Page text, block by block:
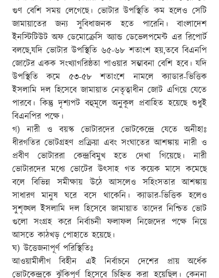
গুণ বেশি সময় লেগেছে। ভোটার উপস্থিতি কম হলেও সেটি
জামায়াতের জন্য সুবিধাজনক হতে পারেনি। বাংলাদেশ
ইনস্টিটিউট অফ ডেমোক্রেসি অ্যান্ড ডেভেলপমেন্ট এর রিপোর্ট
বলছে,যদি ভোটার উপস্থিতি ৬৫-৬৮ শতাংশ হয়,তবে বিএনপি
জোটের একক সংখ্যাগরিষ্ঠতা পাওয়ার সম্ভাবনা বেশি হবে। যদি
উপস্থিতি কমে ৫৩-৫৮ শতাংশে নামলে ক্যাডার-ভিত্তিক
ইসলামি দল হিসেবে জামায়াত নেতৃত্বাধীন জোট এগিয়ে যেতে
পারবে। কিন্তু দৃশ্যপট বহুমূলে অনুকূল প্রবাহিত হয়েছে শুধুই
বিএনপির পক্ষে।
গ) নারী ও বয়স্ক ভোটারদের ভোটকেন্দ্রে যেতে অনীহাঃ
ধীরগতির ভোটগ্রহণ প্রক্রিয়া এবং সংঘাতের আশঙ্কায় নারী ও
প্রবীণ ভোটাররা কেন্দ্রবিমুখ হতে দেখা গিয়েছে। নারী
ভোটারদের মধ্যে ভোটের উৎসাহ গত কয়েক মাসে কমেছে
বলে বিভিন্ন সমীক্ষায় উঠে আসলেও সহিংসতার আশঙ্কায়
সাধারণ মানুষ ঘরে বসে থাকেনি। ক্যাডার-ভিত্তিক হলেও
সুশৃঙ্খল ইসলামি দল হিসেবে জামায়াত তাদের নিশ্চিত ভোট
গুলো সংগ্রহ করে নির্বাচনী ফলাফল নিজেদের পক্ষে নিয়ে
আসতে কাঠখড় পোহাতে হয়েছে।
ঘ) উত্তেজনাপূর্ণ পরিস্থিতিঃ
আওয়ামীলীগ বিহীন এই নির্বাচনে দেশের প্রায় অর্ধেক
ভোটকেন্দ্রকে ঝুঁকিপূর্ণ হিসেবে চিহ্নিত করা হয়েছিল। কেননা